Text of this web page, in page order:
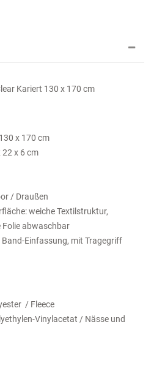
Kariert 130 x 170 cm
130 x 170 cm
22 x 6 cm
/ Draußen
weiche Textilstruktur,
Folie abwaschbar
Einfassung, mit Tragegriff
/ Fleece
Vinylacetat / Nässe und